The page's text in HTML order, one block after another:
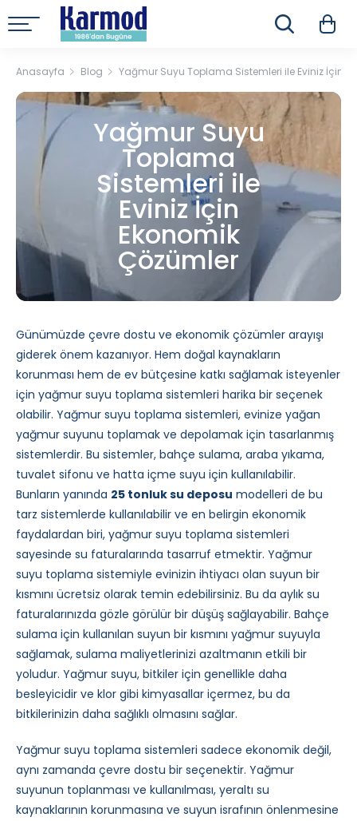
Anasayfa Blog Yağmur Suyu Toplama Sistemleri ile Eviniz İçin
Yağmur Suyu
Toplama
Sistemleri ile
Eviniz İçin
Ekonomik
Çözümler
Günümüzde çevre dostu ve ekonomik çözümler arayışı
giderek önem kazanıyor. Hem doğal kaynakların
korunması hem de ev bütçesine katkı sağlamak isteyenler
için yağmur suyu toplama sistemleri harika bir seçenek
olabilir. Yağmur suyu toplama sistemleri, evinize yağan
yağmur suyunu toplamak ve depolamak için tasarlanmış
sistemlerdir. Bu sistemler, bahçe sulama, araba yıkama,
tuvalet sifonu ve hatta içme suyu için kullanılabilir.
Bunların yanında 25 tonluk su deposu modelleri de bu
tarz sistemlerde kullanılabilir ve en belirgin ekonomik
faydalardan biri, yağmur suyu toplama sistemleri
sayesinde su faturalarında tasarruf etmektir. Yağmur
suyu toplama sistemiyle evinizin ihtiyacı olan suyun bir
kısmını ücretsiz olarak temin edebilirsiniz. Bu da aylık su
faturalarınızda gözle görülür bir düşüş sağlayabilir. Bahçe
sulama için kullanılan suyun bir kısmını yağmur suyuyla
sağlamak, sulama maliyetlerinizi azaltmanın etkili bir
yoludur. Yağmur suyu, bitkiler için genellikle daha
besleyicidir ve klor gibi kimyasallar içermez, bu da
bitkilerinizin daha sağlıklı olmasını sağlar.
Yağmur suyu toplama sistemleri sadece ekonomik değil,
aynı zamanda çevre dostu bir seçenektir. Yağmur
suyunun toplanması ve kullanılması, yeraltı su
kaynaklarının korunmasına ve suyun israfının önlenmesine